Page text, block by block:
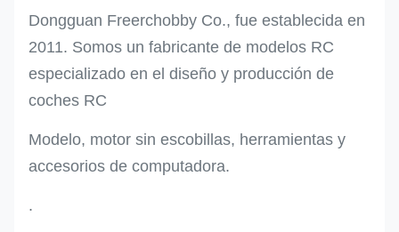
Dongguan Freerchobby Co., fue establecida en
2011. Somos un fabricante de modelos RC
especializado en el diseño y producción de
coches RC
Modelo, motor sin escobillas, herramientas y
accesorios de computadora.
.